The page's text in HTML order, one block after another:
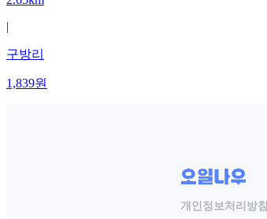
|
구방리
1,839원
개인정보처리방침